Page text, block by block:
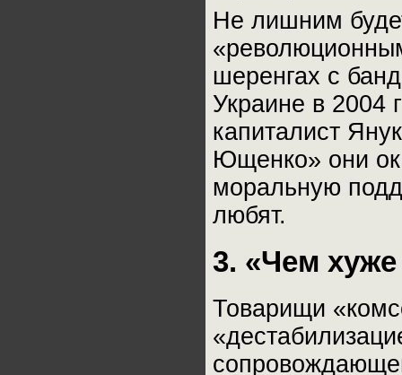
Не лишним
шеренгах с
Украине в 2004
капиталист
Ющенко» они
моральную
любят.
3. «Чем
Товарищи